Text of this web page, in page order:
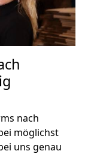
nach
möglichst
uns genau